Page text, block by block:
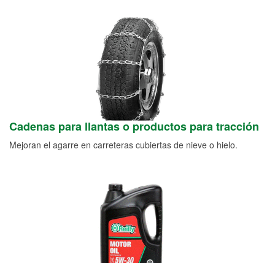
Cadenas para llantas o productos para tracción
Mejoran el agarre en carreteras cubiertas de nieve o hielo.